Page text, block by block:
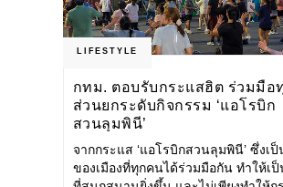
LIFESTYLE
กทม. ตอบรับกระแสฮิต ร่วมมือ
ส่วนยกระดับกิจกรรม ‘แอโรบิก
สวนลุมพินี’
จากกระแส ‘แอโรบิกสวนลุมพินี’ ซึ่งเ
ของเมืองที่ทุกคนได้ร่วมมือกัน ทำให้เ